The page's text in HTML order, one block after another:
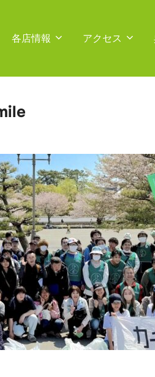
各店情報 アクセス